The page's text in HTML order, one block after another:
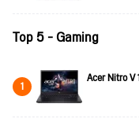
Top 5 - Gaming
1 Acer Nitro